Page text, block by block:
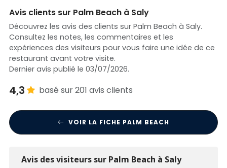
Avis clients sur Palm Beach à Saly
Découvrez les avis des clients sur Palm Beach à Saly.
Consultez les notes, les commentaires et les
expériences des visiteurs pour vous faire une idée de ce
restaurant avant votre visite.
Dernier avis publié le 03/07/2026.
4,3 basé sur 201 avis clients
VOIR LA FICHE PALM BEACH
Avis des visiteurs sur Palm Beach à Saly